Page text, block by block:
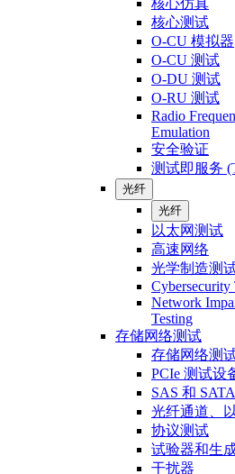
核心仿真
核心测试
O-CU 模拟器
O-CU 测试
O-DU 测试
O-RU 测试
Radio
Emulation
安全验证
测试即服务
光纤
光纤
以太网测试
高速网络
光学制造测
Cybersecurity
Network
Testing
存储网络测试
存储网络测
PCIe 测试设
SAS 和 SATA
光纤通道、
协议测试
试验器和生
干扰器